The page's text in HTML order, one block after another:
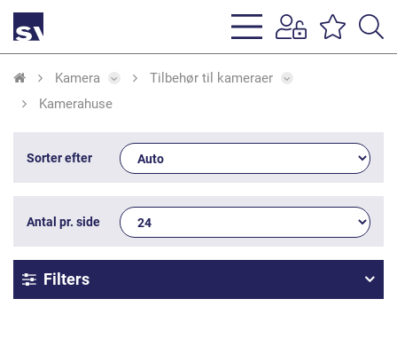
Kamera
Tilbehør til kameraer
Kamerahuse
Sorter efter
Antal pr. side
Filters